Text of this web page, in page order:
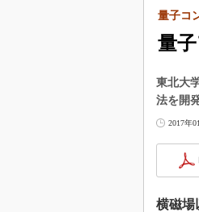
量
量子コ
東北大
法を開
2017年
横磁場